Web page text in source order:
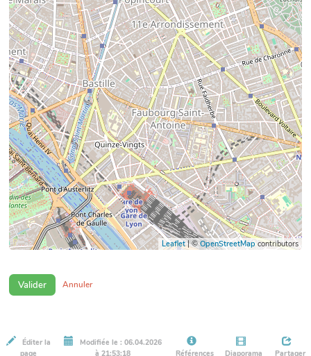
Leaflet| ©OpenStreetMap contributors
Valider Annuler
Éditer la
page
Modifiée le : 06.04.2026
à 21:53:18
Références Diaporama Partager